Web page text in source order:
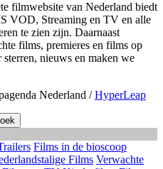
filmwebsite van Nederland biedt
VOD, Streaming en TV en alle
te zien zijn. Daarnaast
films, premieres en films op
nieuws en maken we
Nederland /HyperLeap
Films in de bioscoop
Films Verwachte